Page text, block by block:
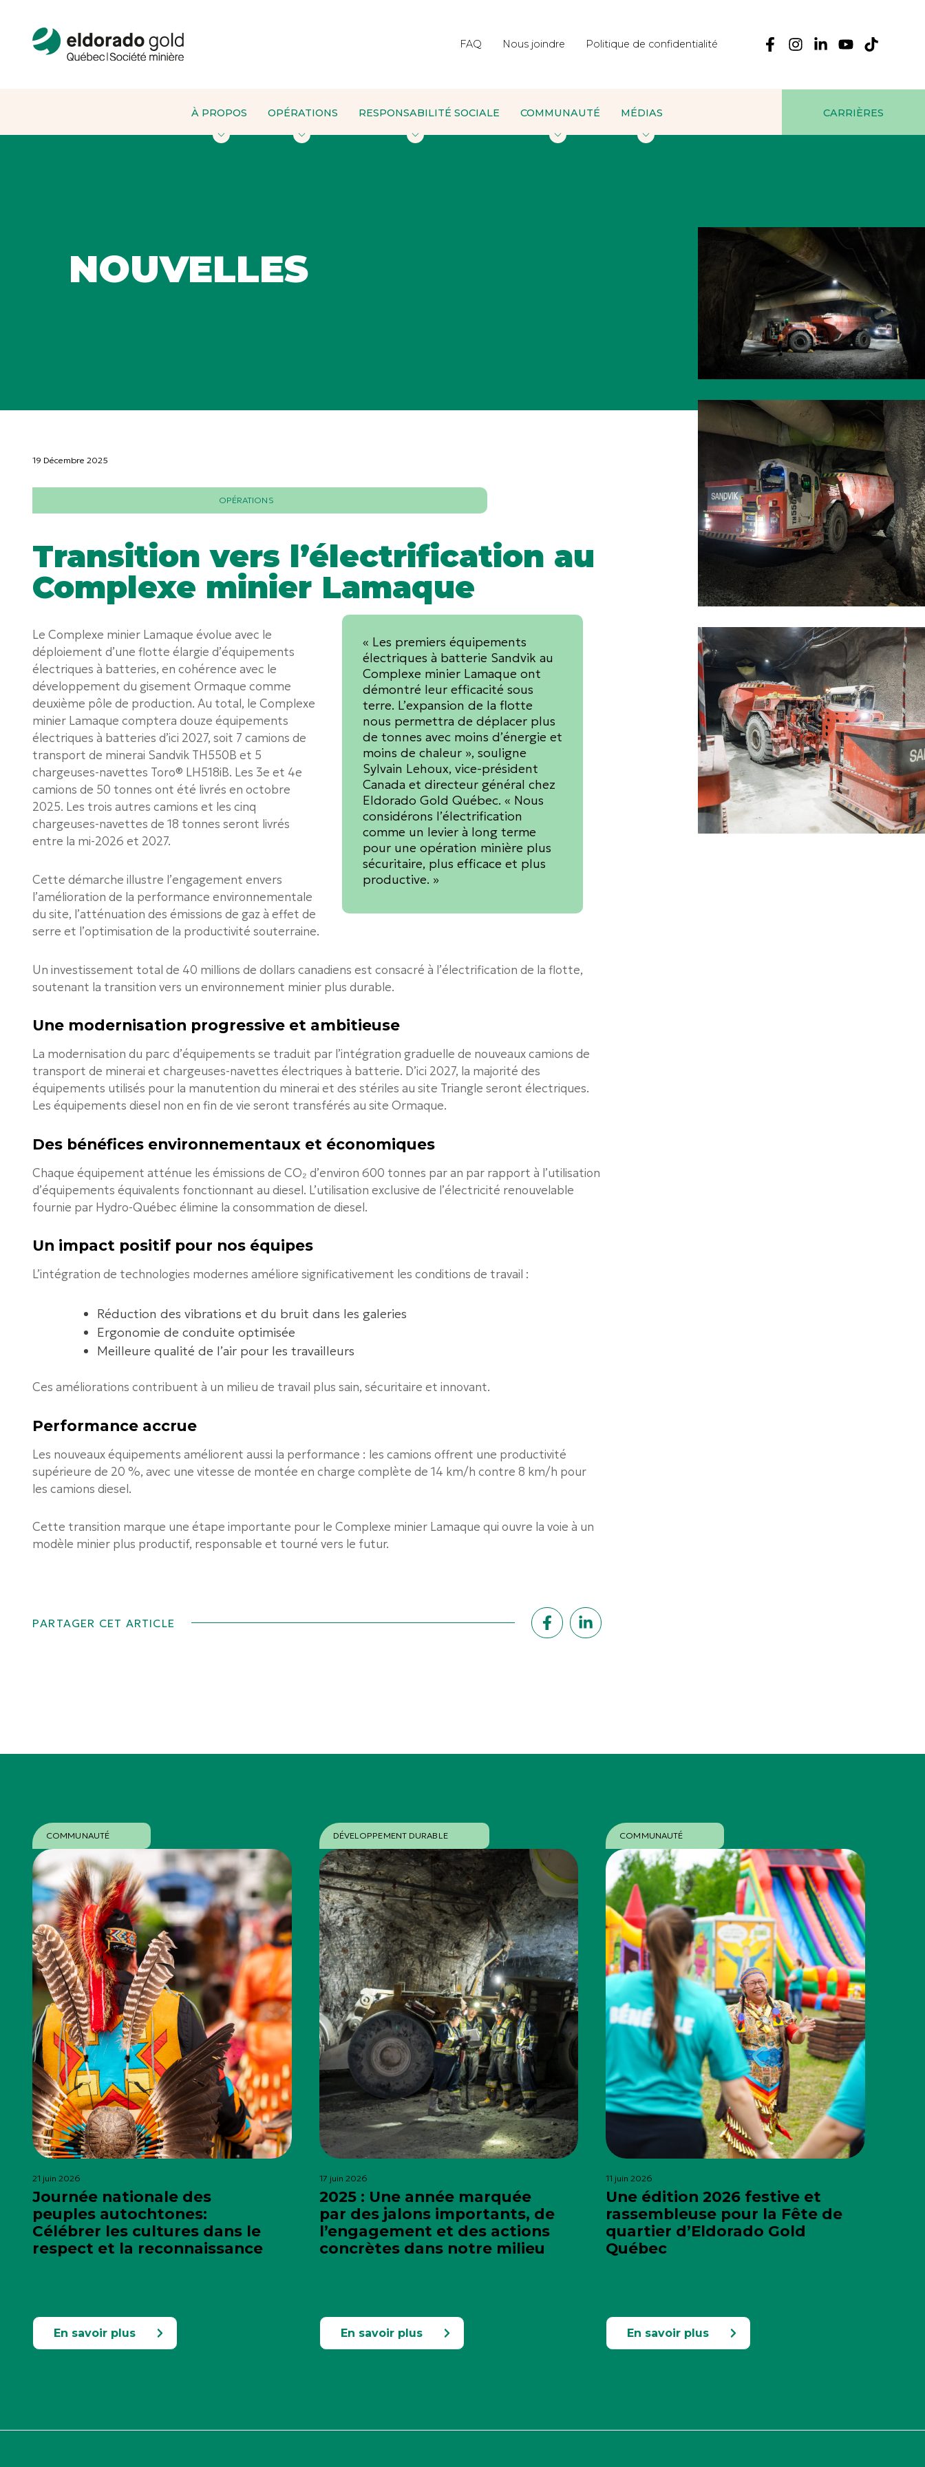
FAQ Nous joindre Politique de confidentialité
À PROPOS OPÉRATIONS RESPONSABILITÉ SOCIALE COMMUNAUTÉ MÉDIAS CARRIÈRES
NOUVELLES
19 Décembre 2025
OPÉRATIONS
Transition vers l’électrification au
Complexe minier Lamaque
« Les premiers équipements
électriques à batterie Sandvik au
Complexe minier Lamaque ont
démontré leur efficacité sous
terre. L’expansion de la flotte
nous permettra de déplacer plus
de tonnes avec moins d’énergie et
moins de chaleur », souligne
Sylvain Lehoux, vice-président
Canada et directeur général chez
Eldorado Gold Québec. « Nous
considérons l’électrification
comme un levier à long terme
pour une opération minière plus
sécuritaire, plus efficace et plus
productive. »
Le Complexe minier Lamaque évolue avec le
déploiement d’une flotte élargie d’équipements
électriques à batteries, en cohérence avec le
développement du gisement Ormaque comme
deuxième pôle de production. Au total, le Complexe
minier Lamaque comptera douze équipements
électriques à batteries d’ici 2027, soit 7 camions de
transport de minerai Sandvik TH550B et 5
chargeuses-navettes Toro® LH518iB. Les 3e et 4e
camions de 50 tonnes ont été livrés en octobre
2025. Les trois autres camions et les cinq
chargeuses-navettes de 18 tonnes seront livrés
entre la mi-2026 et 2027.
Cette démarche illustre l’engagement envers
l’amélioration de la performance environnementale
du site, l’atténuation des émissions de gaz à effet de
serre et l’optimisation de la productivité souterraine.
Un investissement total de 40 millions de dollars canadiens est consacré à l’électrification de la flotte,
soutenant la transition vers un environnement minier plus durable.
Une modernisation progressive et ambitieuse
La modernisation du parc d’équipements se traduit par l’intégration graduelle de nouveaux camions de
transport de minerai et chargeuses-navettes électriques à batterie. D’ici 2027, la majorité des
équipements utilisés pour la manutention du minerai et des stériles au site Triangle seront électriques.
Les équipements diesel non en fin de vie seront transférés au site Ormaque.
Des bénéfices environnementaux et économiques
Chaque équipement atténue les émissions de CO₂ d’environ 600 tonnes par an par rapport à l’utilisation
d’équipements équivalents fonctionnant au diesel. L’utilisation exclusive de l’électricité renouvelable
fournie par Hydro-Québec élimine la consommation de diesel.
Un impact positif pour nos équipes
L’intégration de technologies modernes améliore significativement les conditions de travail :
Réduction des vibrations et du bruit dans les galeries
Ergonomie de conduite optimisée
Meilleure qualité de l’air pour les travailleurs
Ces améliorations contribuent à un milieu de travail plus sain, sécuritaire et innovant.
Performance accrue
Les nouveaux équipements améliorent aussi la performance : les camions offrent une productivité
supérieure de 20 %, avec une vitesse de montée en charge complète de 14 km/h contre 8 km/h pour
les camions diesel.
Cette transition marque une étape importante pour le Complexe minier Lamaque qui ouvre la voie à un
modèle minier plus productif, responsable et tourné vers le futur.
PARTAGER CET ARTICLE
COMMUNAUTÉ
21 juin 2026
Journée nationale des
peuples autochtones:
Célébrer les cultures dans le
respect et la reconnaissance
En savoir plus
DÉVELOPPEMENT DURABLE
17 juin 2026
2025 : Une année marquée
par des jalons importants, de
l’engagement et des actions
concrètes dans notre milieu
En savoir plus
COMMUNAUTÉ
11 juin 2026
Une édition 2026 festive et
rassembleuse pour la Fête de
quartier d’Eldorado Gold
Québec
En savoir plus